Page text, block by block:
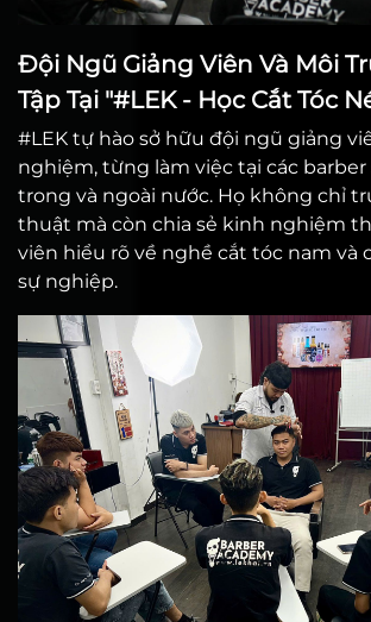
Đội Ngũ Giảng Viên Và Môi
Tập Tại "#LEK - Học Cắt Tóc
#LEK tự hào sở hữu đội ngũ giảng
nghiệm, từng làm việc tại các
trong và ngoài nước. Họ không chỉ
thuật mà còn chia sẻ kinh nghiệm
viên hiểu rõ về nghề cắt tóc nam và
sự nghiệp.